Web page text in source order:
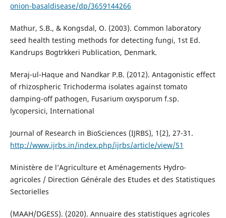
onion-basaldisease/dp/3659144266
Mathur, S.B., & Kongsdal, O. (2003). Common laboratory
seed health testing methods for detecting fungi, 1st Ed.
Kandrups Bogtrkkeri Publication, Denmark.
Meraj-ul-Haque and Nandkar P.B. (2012). Antagonistic effect
of rhizospheric Trichoderma isolates against tomato
damping-off pathogen, Fusarium oxysporum f.sp.
lycopersici, International
Journal of Research in BioSciences (IJRBS), 1(2), 27-31.
http://www.ijrbs.in/index.php/ijrbs/article/view/51
Ministère de l’Agriculture et Aménagements Hydro-
agricoles / Direction Générale des Etudes et des Statistiques
Sectorielles
(MAAH/DGESS). (2020). Annuaire des statistiques agricoles